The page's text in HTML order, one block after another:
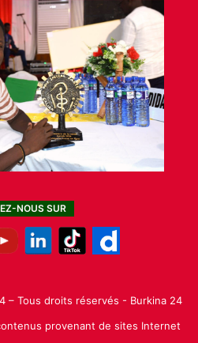
NOUS SUR
– Tous droits réservés - Burkina 24
provenant de sites Internet